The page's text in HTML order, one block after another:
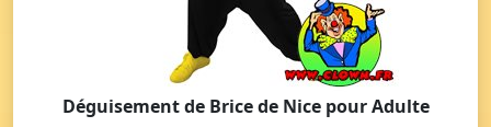
Déguisement de Brice de Nice pour Adulte